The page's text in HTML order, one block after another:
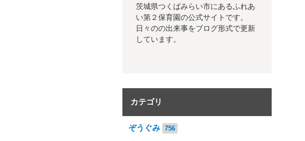
茨城県つくばみらい市にあるふれあ
い第２保育園の公式サイトです。
日々のの出来事をブログ形式で更新
しています。
カテゴリ
ぞうぐみ 756